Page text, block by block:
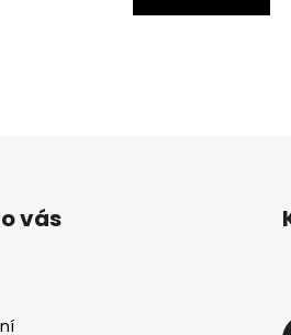
vás